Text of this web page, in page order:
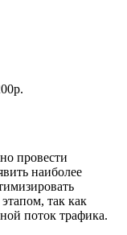
провести
наиболее
так как
поток трафика.